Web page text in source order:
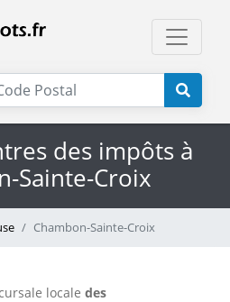
des impôts à
Sainte-Croix
Chambon-Sainte-Croix
locale des